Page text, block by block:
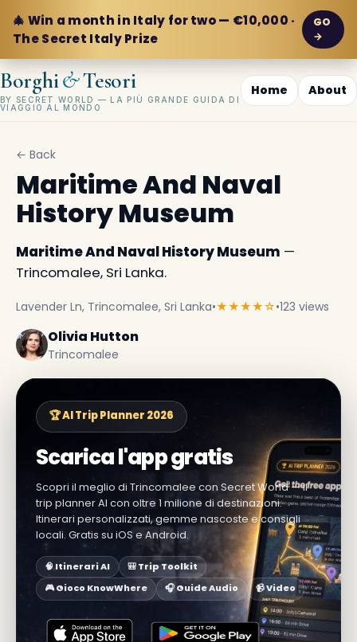
🎄 Win a month in Italy for two — €10,000 ·
The Secret Italy Prize
GO
→
Borghi&Tesori
BY SECRET WORLD — LA PIÙ GRANDE GUIDA DI
VIAGGIO AL MONDO
Home About
← Back
Maritime And Naval
History Museum
Maritime And Naval History Museum —
Trincomalee, Sri Lanka.
Lavender Ln, Trincomalee, Sri Lanka•★★★★☆•123 views
Olivia Hutton
Trincomalee
🏆 AI Trip Planner 2026
Scarica l'app gratis
Scopri il meglio di Trincomalee con Secret World — il
trip planner AI con oltre 1 milione di destinazioni.
Itinerari personalizzati, gemme nascoste e consigli
locali. Gratis su iOS e Android.
🧠 Itinerari AI
🎒 Trip Toolkit
🎮 Gioco KnowWhere
🎧 Guide Audio 📹 Video